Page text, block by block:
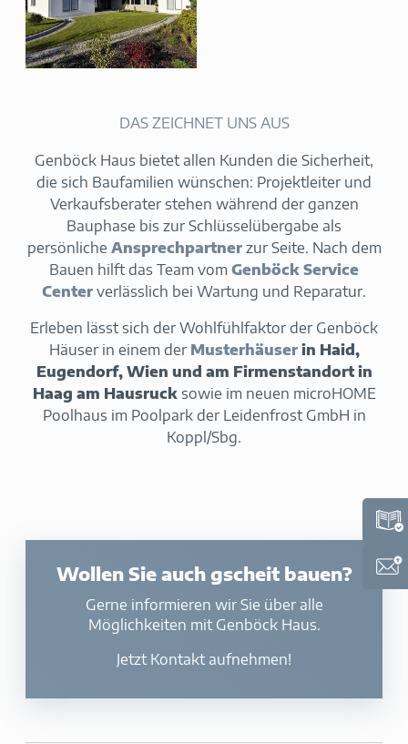
DAS ZEICHNET UNS AUS
Genböck Haus bietet allen Kunden die Sicherheit,
die sich Baufamilien wünschen: Projektleiter und
Verkaufsberater stehen während der ganzen
Bauphase bis zur Schlüsselübergabe als
persönliche Ansprechpartnerzur Seite. Nach dem
Bauen hilft das Team vom Genböck Service
Center verlässlich bei Wartung und Reparatur.
Erleben lässt sich der Wohlfühlfaktor der Genböck
Häuser in einem der Musterhäuser in Haid,
Eugendorf, Wien und am Firmenstandort in
Haag am Hausrucksowie im neuen microHOME
Poolhaus im Poolpark der Leidenfrost GmbH in
Koppl/Sbg.
Wollen Sie auch gscheit bauen?
Gerne informieren wir Sie über alle
Möglichkeiten mit Genböck Haus.
Jetzt Kontakt aufnehmen!